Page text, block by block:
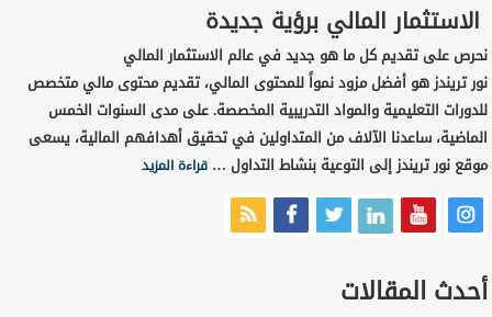
الاستثمار المالي برؤية جديدة
نحرص على تقديم كل ما هو جديد في عالم الاستثمار المالي
نور تريندز هو أفضل مزود نمواً للمحتوى المالي، تقديم محتوى مالي متخصص
للدورات التعليمية والمواد التدريبية المخصصة. على مدى السنوات الخمس
الماضية، ساعدنا الآلاف من المتداولين في تحقيق أهدافهم المالية، يسعى
موقع نور تريندز إلى التوعية بنشاط التداول …قراءة المزيد
أحدث المقالات